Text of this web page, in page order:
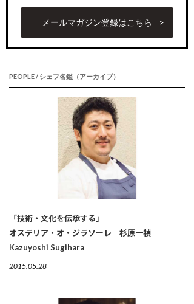
メールマガジン登録はこちら
PEOPLE / シェフ名鑑（アーカイブ）
「技術・文化を伝承する」
オステリア・オ・ジラソーレ 杉原一禎
Kazuyoshi Sugihara
2015.05.28